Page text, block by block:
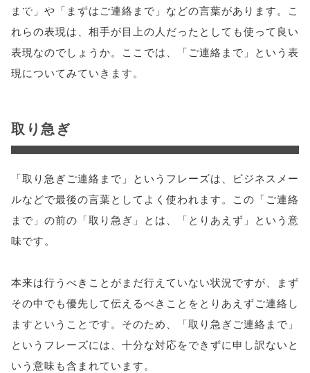
false;"> シェア
まで」や「まずはご連絡まで」などの言葉があります。こ
れらの表現は、相手が目上の人だったとしても使って良い
表現なのでしょうか。ここでは、「ご連絡まで」という表
現についてみていきます。
取り急ぎ
「取り急ぎご連絡まで」というフレーズは、ビジネスメー
ルなどで最後の言葉としてよく使われます。この「ご連絡
まで」の前の「取り急ぎ」とは、「とりあえず」という意
味です。
本来は行うべきことがまだ行えていない状況ですが、まず
その中でも優先して伝えるべきことをとりあえずご連絡し
ますということです。そのため、「取り急ぎご連絡まで」
というフレーズには、十分な対応をできずに申し訳ないと
いう意味も含まれています。